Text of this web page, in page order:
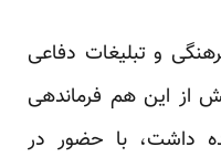
و تبلیغات دفاعی
از این هم فرماندهی
داشت، با حضور در